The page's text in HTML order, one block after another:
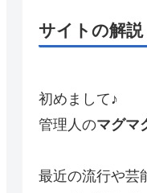
サイトの解説
初めまして♪
管理人のマグマ
最近の流行や芸